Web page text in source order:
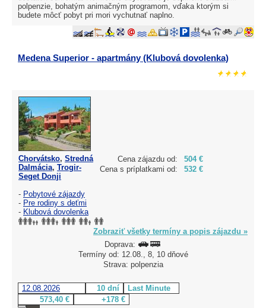
polpenzie, bohatým animačným programom, vďaka ktorým si
budete môcť pobyt pri mori vychutnať naplno.
Medena Superior - apartmány (Klubová dovolenka)
Cena zájazdu od:
504 €
Cena s príplatkami od:
532 €
Chorvátsko, Stredná
Dalmácia, Trogir-
Seget Donji
- Pobytové zájazdy
- Pre rodiny s deťmi
- Klubová dovolenka
Zobraziť všetky termíny a popis zájazdu »
Doprava:
Termíny od: 12.08., 8, 10 dňové
Strava: polpenzia
12.08.2026 10 dní
Last Minute
573,40 €
+178 €